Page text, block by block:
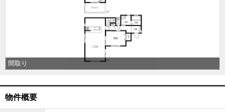
間取り
物件概要
四街道･佐倉･八千代方面エリアの土地
船橋･市川･浦安方面エリア
船橋･市川･浦安方面エリアの新築一戸建
船橋･市川･浦安方面エリアの中古一戸建
船橋･市川･浦安方面エリアのマンション
船橋･市川･浦安方面エリアの土地
千葉市エリアの中古一戸建
千葉市エリアのマンション